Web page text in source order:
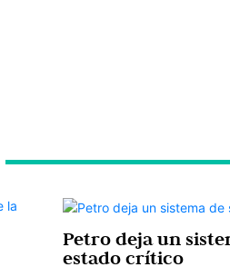
Petro deja un
estado crítico